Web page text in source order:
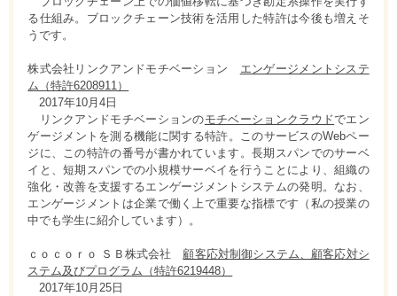
る仕組み。ブロックチェーン技術を活用した特許は今後も増えそ
うです。
株式会社リンクアンドモチベーション エンゲージメントシステ
ム（特許6208911）
2017年10月4日
リンクアンドモチベーションのモチベーションクラウドでエン
ゲージメントを測る機能に関する特許。このサービスのWebペー
ジに、この特許の番号が書かれています。長期スパンでのサーベ
イと、短期スパンでの小規模サーベイを行うことにより、組織の
強化・改善を支援するエンゲージメントシステムの発明。なお、
エンゲージメントは企業で働く上で重要な指標です（私の授業の
中でも学生に紹介しています）。
ｃｏｃｏｒｏ ＳＢ株式会社 顧客応対制御システム、顧客応対シ
ステム及びプログラム（特許6219448）
2017年10月25日